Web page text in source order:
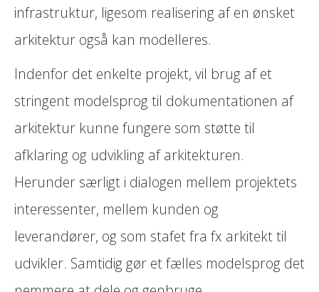
infrastruktur, ligesom realisering af en ønsket
arkitektur også kan modelleres.
Indenfor det enkelte projekt, vil brug af et
stringent modelsprog til dokumentationen af
arkitektur kunne fungere som støtte til
afklaring og udvikling af arkitekturen.
Herunder særligt i dialogen mellem projektets
interessenter, mellem kunden og
leverandører, og som stafet fra fx arkitekt til
udvikler. Samtidig gør et fælles modelsprog det